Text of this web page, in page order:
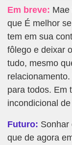
Em breve: Mae
que É melhor
tem em sua
fôlego e deixar
tudo, mesmo
para todos. Em
incondicional
Futuro: Sonhar
que de agora